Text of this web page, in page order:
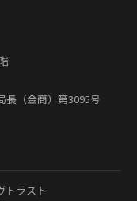
長（金商）第3095号
トラスト